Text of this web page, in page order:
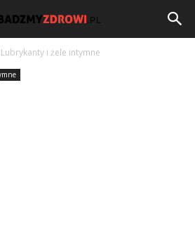
Lubrykanty i żele intymne